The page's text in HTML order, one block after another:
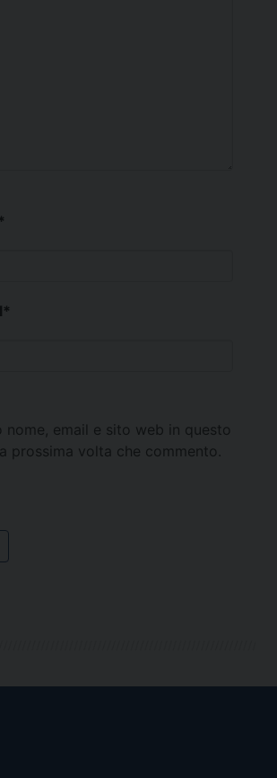
*
*
nome, email e sito web in questo
prossima volta che commento.